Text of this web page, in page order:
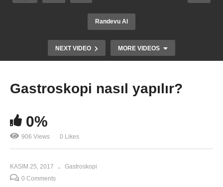
Randevu Al
NEXT VIDEO MORE VIDEOS
Gastroskopi nasıl yapılır?
Gastroskopi nasıl yapılır?
0%
906 Views 0 Likes
KASIM 25, 2017
Gastroskopi
0 Comments